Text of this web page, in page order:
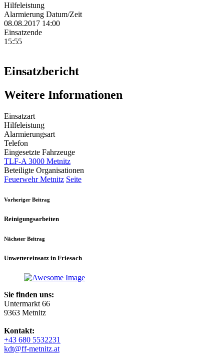
Hilfeleistung
Alarmierung Datum/Zeit
08.08.2017 14:00
Einsatzende
15:55
Einsatzbericht
Weitere Informationen
Einsatzart
Hilfeleistung
Alarmierungsart
Telefon
Eingesetzte Fahrzeuge
TLF-A 3000 Metnitz
Beteiligte Organisationen
Feuerwehr Metnitz Seite
Vorheriger Beitrag
Reinigungsarbeiten
Nächster Beitrag
Unwettereinsatz in Friesach
Sie finden uns:
Untermarkt 66
9363 Metnitz
Kontakt:
+43 680 5532231
kdt@ff-metnitz.at